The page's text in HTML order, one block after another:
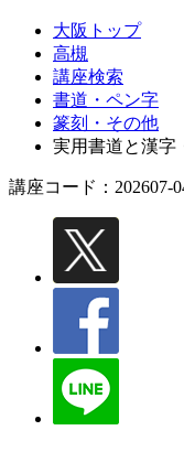
大阪トップ
高槻
講座検索
書道・ペン字
篆刻・その他
実用書道と漢字
講座コード：202607-